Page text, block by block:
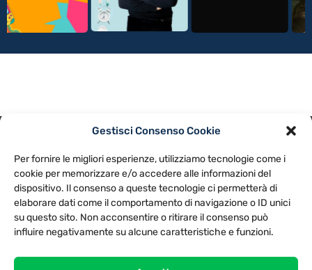
Gestisci Consenso Cookie
Per fornire le migliori esperienze, utilizziamo tecnologie come i
cookie per memorizzare e/o accedere alle informazioni del
dispositivo. Il consenso a queste tecnologie ci permetterà di
elaborare dati come il comportamento di navigazione o ID unici
su questo sito. Non acconsentire o ritirare il consenso può
influire negativamente su alcune caratteristiche e funzioni.
NOTE LEGALI
CONTATTACI PREFERENZE
TV LIBERA S.P.A.
Via Monteleonese 95/21 – 51100 Pistoia (PT)
Tel. 0573.9136 / Fax 0573.913615